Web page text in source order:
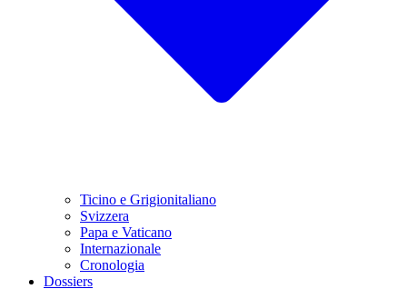
Ticino e Grigionitaliano
Svizzera
Papa e Vaticano
Internazionale
Cronologia
Dossiers